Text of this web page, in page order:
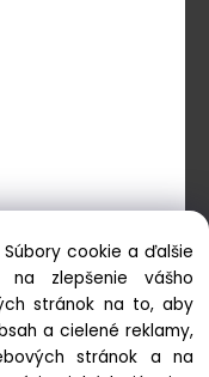
cookie a ďalšie
na zlepšenie vášho
stránok na to, aby
a cielené reklamy,
stránok a na